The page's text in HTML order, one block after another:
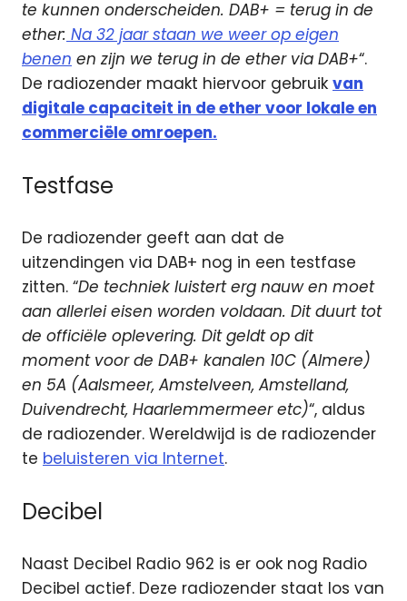
te kunnen onderscheiden. DAB+ = terug in de
ether: Na 32 jaar staan we weer op eigen
benen en zijn we terug in de ether via DAB+“.
De radiozender maakt hiervoor gebruik van
digitale capaciteit in de ether voor lokale en
commerciële omroepen.
Testfase
De radiozender geeft aan dat de
uitzendingen via DAB+ nog in een testfase
zitten. “De techniek luistert erg nauw en moet
aan allerlei eisen worden voldaan. Dit duurt tot
de officiële oplevering. Dit geldt op dit
moment voor de DAB+ kanalen 10C (Almere)
en 5A (Aalsmeer, Amstelveen, Amstelland,
Duivendrecht, Haarlemmermeer etc)“, aldus
de radiozender. Wereldwijd is de radiozender
te beluisteren via Internet.
Decibel
Naast Decibel Radio 962 is er ook nog Radio
Decibel actief. Deze radiozender staat los van